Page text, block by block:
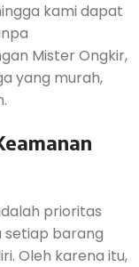
kami dapat
Mister Ongkir,
yang murah,
prioritas
setiap barang
Oleh karena itu,